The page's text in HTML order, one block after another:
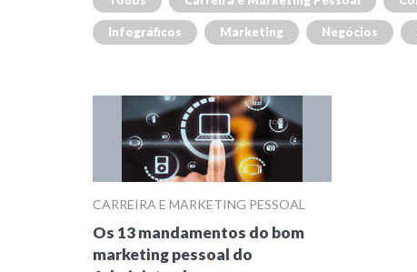
Infográficos Marketing Negócios
CARREIRA E MARKETING PESSOAL
Os 13 mandamentos do bom
marketing pessoal do